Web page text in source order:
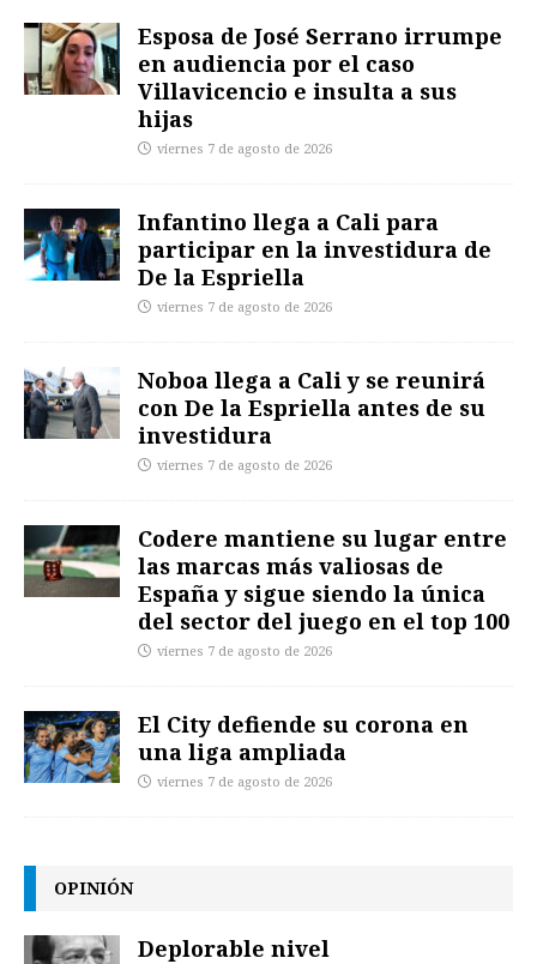
Esposa de José Serrano irrumpe
en audiencia por el caso
Villavicencio e insulta a sus
hijas
viernes 7 de agosto de 2026
Infantino llega a Cali para
participar en la investidura de
De la Espriella
viernes 7 de agosto de 2026
Noboa llega a Cali y se reunirá
con De la Espriella antes de su
investidura
viernes 7 de agosto de 2026
Codere mantiene su lugar entre
las marcas más valiosas de
España y sigue siendo la única
del sector del juego en el top 100
viernes 7 de agosto de 2026
El City defiende su corona en
una liga ampliada
viernes 7 de agosto de 2026
OPINIÓN
Deplorable nivel